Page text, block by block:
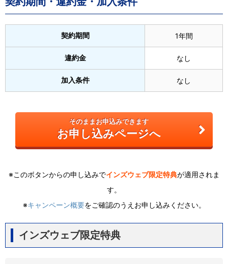
契約期間 1年間
違約金 なし
加入条件 なし
そのままお申込みできます
お申し込みページへ
※このボタンからの申し込みでインズウェブ限定特典が適用されま
す。
※キャンペーン概要をご確認のうえお申し込みください。
インズウェブ限定特典